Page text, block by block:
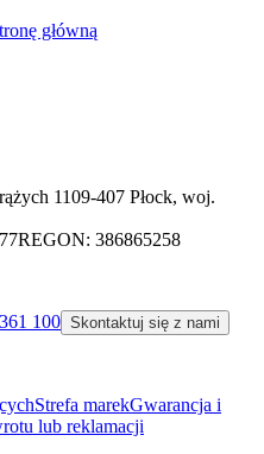
główną
1109-407 Płock, woj.
REGON: 386865258
100 Skontaktuj się z nami
Strefa marekGwarancja i
lub reklamacji